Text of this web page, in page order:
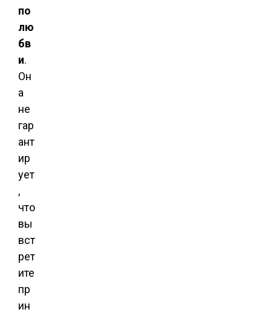
по
лю
бв
и.
Он
а
не
гар
ант
ир
ует
,
что
вы
вст
рет
ите
пр
ин